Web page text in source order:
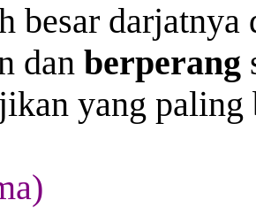
besar darjatnya
dan berperang
yang paling